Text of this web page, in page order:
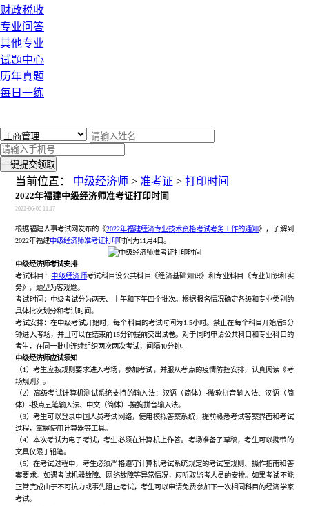
财政税收
专业问答
其他专业
试题中心
历年真题
每日一练
一键提交领取
当前位置： 中级经济师 > 准考证 >打印时间
2022年福建中级经济师准考证打印时间
2022-06-06 11:17
根据福建人事考试网发布的《2022年福建经济专业技术资格考试考务工作的通知》，了解到
2022年福建中级经济师准考证打印时间为11月4日。
中级经济师考试安排
考试科目： 中级经济师考试科目设公共科目《经济基础知识》和专业科目《专业知识和实
务》，题型为客观题。
考试时间：中级考试分为两天、上午和下午四个批次。根据报名情况确定各级和专业类别的
具体批次划分和考试时间。
考试安排：在中级考试开始时，每个科目的考试时间为1.5小时。禁止在每个科目开始后5分
钟进入考场，并且可以在结束前15分钟提前交出试卷。对于同时申请公共科目和专业科目的
考生，在同一批中连续组织两次两次考试，间隔40分钟。
中级经济师应试须知
（1）考生应按规则要求进入考场，参加考试，并服从考点的疫情防控安排，认真阅读《考
场规则》。
（2）高级考试计算机测试系统支持的输入法：汉语（简体）-微软拼音输入法、汉语（简
体）-极点五笔输入法、中文（简体）-搜狗拼音输入法。
（3）考生可以登录中国人员考试网络，使用模拟答案系统，提前熟悉考试答案界面和考试
过程，掌握使用计算器等工具。
（4）本次考试为电子考试，考生必须在计算机上作答。考场准备了草稿，考生可以携带的
文具仅限于铅笔。
（5）在考试过程中，考生必须严格遵守计算机考试系统规定的考试室规则、操作指南和答
案要求。如遇考试机器故障、网络故障等异常情况，应听取监考人员的安排。如果考试不能
正常完成由于不可抗力或事先阻止考试，考生可以申请免费参加下一次相同科目的经济学家
考试。